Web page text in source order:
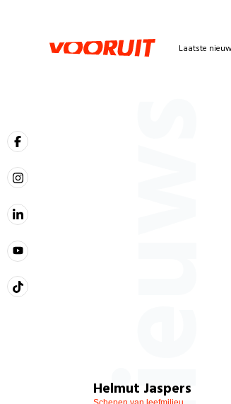
Laatste
Helmut Jaspers